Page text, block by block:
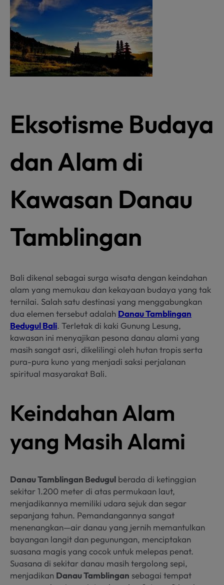
Eksotisme Budaya
dan Alam di
Kawasan Danau
Tamblingan
Bali dikenal sebagai surga wisata dengan keindahan
alam yang memukau dan kekayaan budaya yang tak
ternilai. Salah satu destinasi yang menggabungkan
dua elemen tersebut adalah Danau Tamblingan
Bedugul Bali. Terletak di kaki Gunung Lesung,
kawasan ini menyajikan pesona danau alami yang
masih sangat asri, dikelilingi oleh hutan tropis serta
pura-pura kuno yang menjadi saksi perjalanan
spiritual masyarakat Bali.
Keindahan Alam
yang Masih Alami
Danau Tamblingan Bedugul berada di ketinggian
sekitar 1.200 meter di atas permukaan laut,
menjadikannya memiliki udara sejuk dan segar
sepanjang tahun. Pemandangannya sangat
menenangkan—air danau yang jernih memantulkan
bayangan langit dan pegunungan, menciptakan
suasana magis yang cocok untuk melepas penat.
Suasana di sekitar danau masih tergolong sepi,
menjadikan Danau Tamblingan sebagai tempat